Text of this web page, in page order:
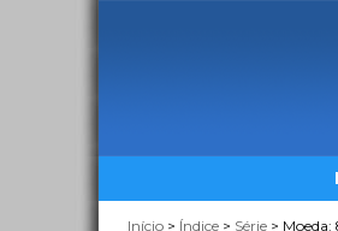
Início > Índice > Série > Moeda: